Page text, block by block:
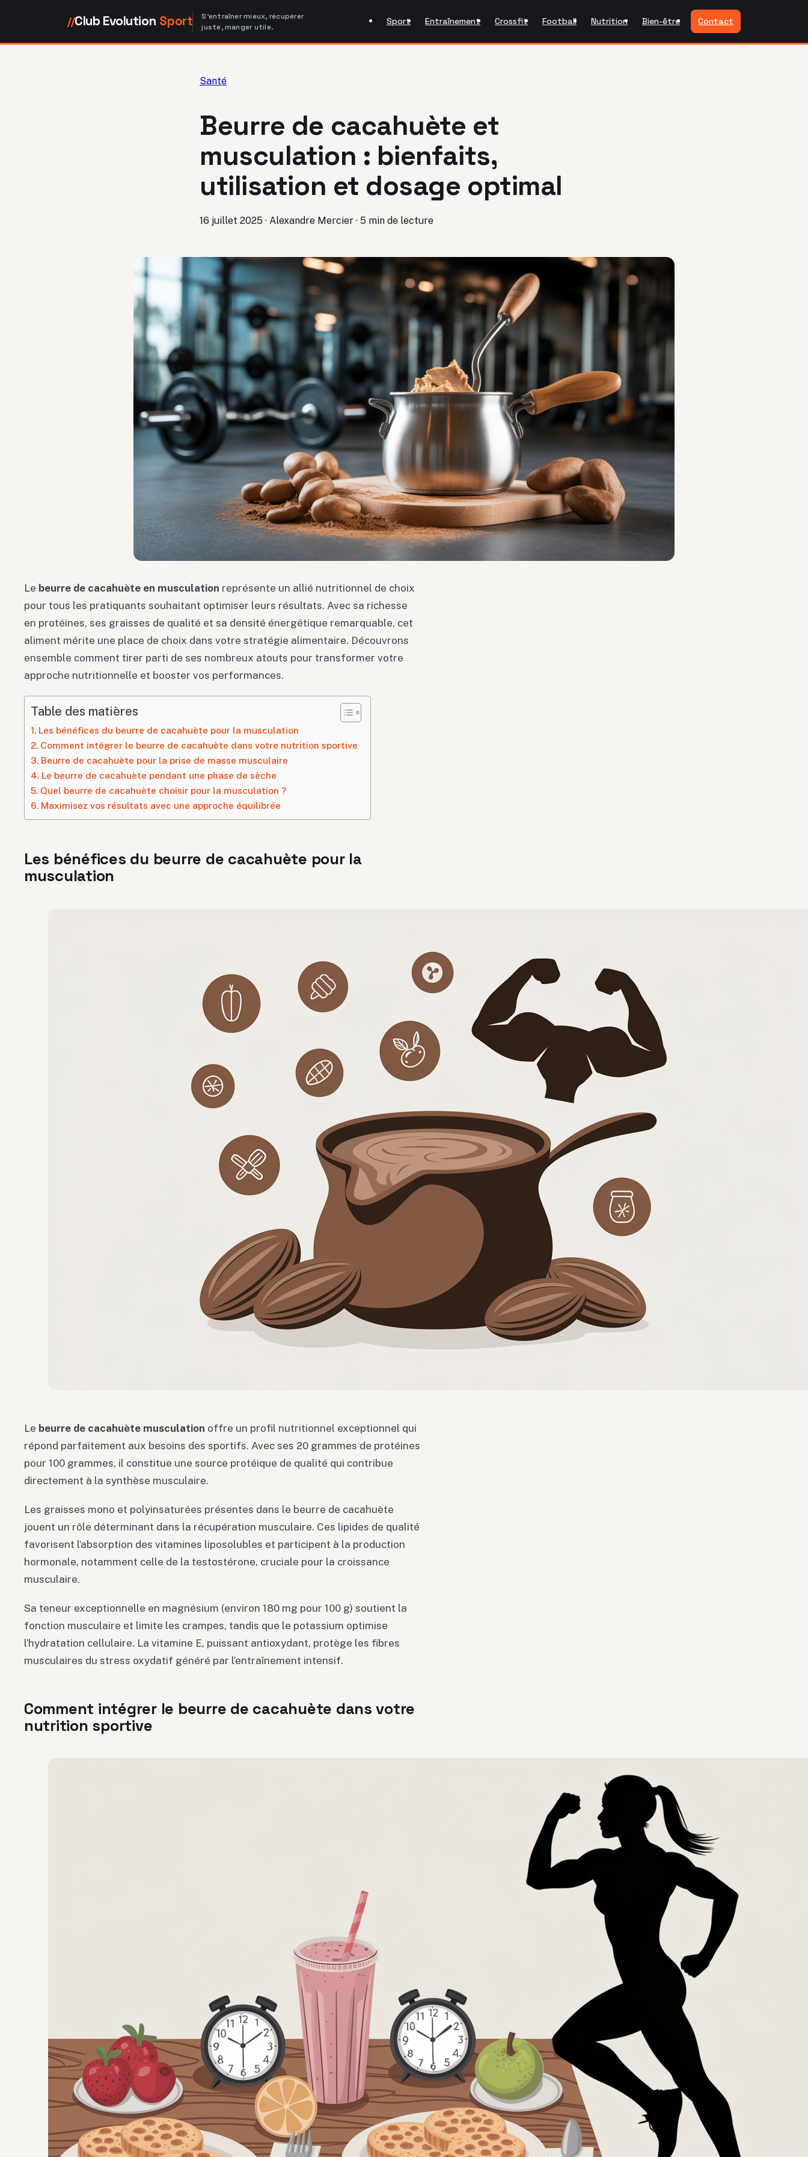
//Club Evolution Sport
S'entraîner mieux, récupérer
juste, manger utile.
Sport Entraînement Crossfit Football Nutrition Bien-être Contact
Santé
Beurre de cacahuète et
musculation : bienfaits,
utilisation et dosage optimal
16 juillet 2025 · Alexandre Mercier · 5 min de lecture
Le beurre de cacahuète en musculation représente un allié nutritionnel de choix
pour tous les pratiquants souhaitant optimiser leurs résultats. Avec sa richesse
en protéines, ses graisses de qualité et sa densité énergétique remarquable, cet
aliment mérite une place de choix dans votre stratégie alimentaire. Découvrons
ensemble comment tirer parti de ses nombreux atouts pour transformer votre
approche nutritionnelle et booster vos performances.
Table des matières
Les bénéfices du beurre de cacahuète pour la musculation
Comment intégrer le beurre de cacahuète dans votre nutrition sportive
Beurre de cacahuète pour la prise de masse musculaire
Le beurre de cacahuète pendant une phase de sèche
Quel beurre de cacahuète choisir pour la musculation ?
Maximisez vos résultats avec une approche équilibrée
Les bénéfices du beurre de cacahuète pour la
musculation
Le beurre de cacahuète musculation offre un profil nutritionnel exceptionnel qui
répond parfaitement aux besoins des sportifs. Avec ses 20 grammes de protéines
pour 100 grammes, il constitue une source protéique de qualité qui contribue
directement à la synthèse musculaire.
Les graisses mono et polyinsaturées présentes dans le beurre de cacahuète
jouent un rôle déterminant dans la récupération musculaire. Ces lipides de qualité
favorisent l’absorption des vitamines liposolubles et participent à la production
hormonale, notamment celle de la testostérone, cruciale pour la croissance
musculaire.
Sa teneur exceptionnelle en magnésium (environ 180 mg pour 100 g) soutient la
fonction musculaire et limite les crampes, tandis que le potassium optimise
l’hydratation cellulaire. La vitamine E, puissant antioxydant, protège les fibres
musculaires du stress oxydatif généré par l’entraînement intensif.
Comment intégrer le beurre de cacahuète dans votre
nutrition sportive